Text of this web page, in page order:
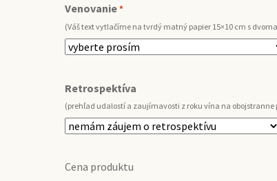
Venovanie*
(Váš text vytlačíme na tvrdý matný papier 15×10 cm s
Retrospektíva
(prehľad udalostí a zaujímavosti z roku vína na obojstranne
Cena produktu